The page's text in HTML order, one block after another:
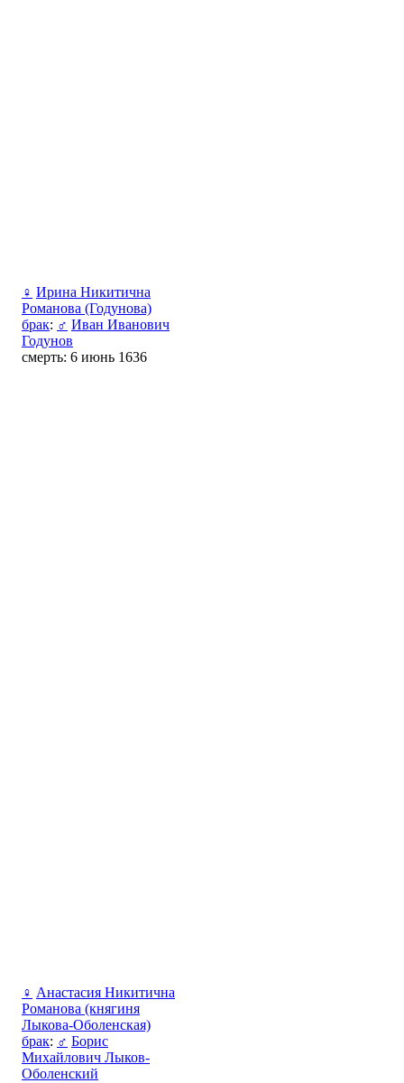
♀ Ирина Никитична
Романова (Годунова)
брак: ♂ Иван Иванович
Годунов
смерть: 6 июнь 1636
♀ Анастасия Никитична
Романова (княгиня
Лыкова-Оболенская)
брак: ♂ Борис
Михайлович Лыков-
Оболенский